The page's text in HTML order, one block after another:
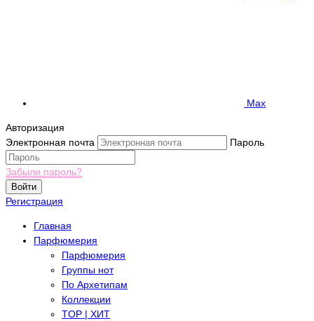
Max
Авторизация
Электронная почта
Пароль
Забыли пароль?
Войти
Регистрация
Главная
Парфюмерия
Парфюмерия
Группы нот
По Архетипам
Коллекции
TOP | ХИТ